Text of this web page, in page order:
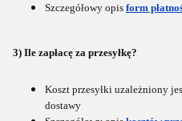
Szczegółowy opis form
3) Ile zapłacę za przesyłkę?
Koszt przesyłki uzależniony
dostawy